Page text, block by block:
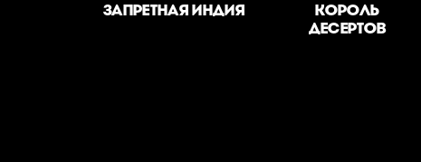
ЗАПРЕТНАЯ ИНДИЯ
КОРОЛЬ
ДЕСЕРТОВ